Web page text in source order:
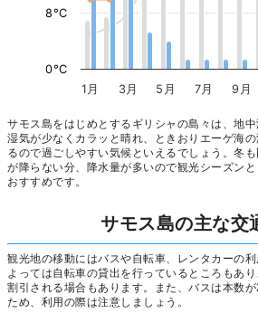
1月 3月 5月 7月 9月
0°C
8°C
サモス島をはじめとするギリシャの島々は、地
湿気が少なくカラッと晴れ、ときおりエーゲ海
るので過ごしやすい気候といえるでしょう。冬
が降らない分、降水量が多いので観光シーズン
おすすめです。
サモス島の主な交
観光地の移動にはバスや自転車、レンタカーの
よっては自転車の貸出を行っているところもあ
割引される場合もあります。また、バスは本数
ため、利用の際は注意しましょう。